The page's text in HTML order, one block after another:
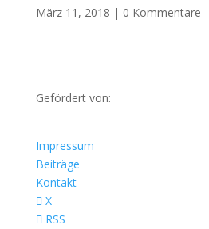
März 11, 2018 | 0 Kommentare
Gefördert von:
Impressum
Beiträge
Kontakt
X
RSS